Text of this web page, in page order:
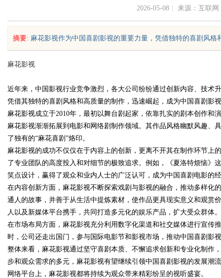
sc
uz
!
2026-05-08 来源：互联网
摘要: 麻花影视作为中国喜剧影视的重要力量，凭借独特的喜剧风
麻花影视
近年来，中国影视行业竞争激烈，各大公司纷纷通过创新内容、技术
凭借其独特的喜剧风格和高质量的制作，迅速崛起，成为中国喜剧影
麻花影视成立于2010年，最初以舞台剧起家，依靠扎实的剧本创作
麻花影视渐渐拓展到电影和网络剧制作领域。其作品风格幽默风趣、
了独有的“麻花喜剧”烙印。
麻花影视的成功不仅仅在于内容上的创新，更离不开其在制作环节上
了专业团队的高度投入和对细节的极致追求。例如，《夏洛特烦恼》
笑点设计，赢得了观众和业内人士的广泛认可，成为中国喜剧电影的
在内容创新方面，麻花影视不断探索戏剧与影视的融合，推动多样化
通人的故事，并善于从生活中提炼素材，使作品更具现实意义和观赏
人以及新媒体平台携手，共同打造多元化的娱乐产品，扩大受众群体。
在市场布局方面，麻花影视充分利用数字化渠道和社交媒体进行宣传
时，公司还走出国门，参与国际电影节和影视市场，推动中国喜剧影
整体来看，麻花影视通过坚守喜剧本质、不懈追求创新和专业化制作
步和观众需求的多元，麻花影视有望继续引领中国喜剧影视的发展潮
网络平台上，麻花影视都将持续为观众带来精彩纷呈的视听盛宴。
业秘诀？ 花钱，ai却天天给他免费派单？